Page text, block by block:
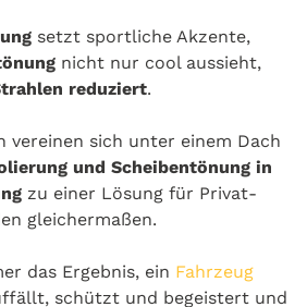
setzt sportliche Akzente,
nicht nur cool aussieht,
reduziert.
vereinen sich unter einem Dach
und Scheibentönung in
zu einer Lösung für Privat-
gleichermaßen.
das Ergebnis, ein Fahrzeug
schützt und begeistert und